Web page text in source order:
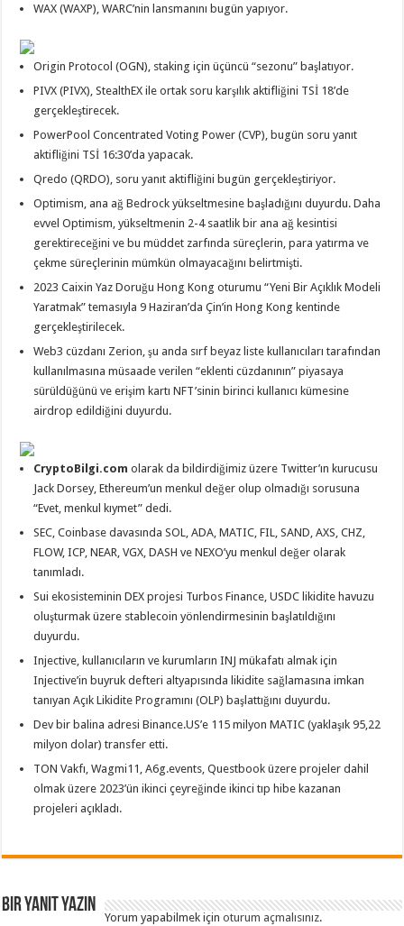
WAX (WAXP), WARC’nin lansmanını bugün yapıyor.
Origin Protocol (OGN), staking için üçüncü “sezonu” başlatıyor.
PIVX (PIVX), StealthEX ile ortak soru karşılık aktifliğini TSİ 18’de
gerçekleştirecek.
PowerPool Concentrated Voting Power (CVP), bugün soru yanıt
aktifliğini TSİ 16:30’da yapacak.
Qredo (QRDO), soru yanıt aktifliğini bugün gerçekleştiriyor.
Optimism, ana ağ Bedrock yükseltmesine başladığını duyurdu. Daha
evvel Optimism, yükseltmenin 2-4 saatlik bir ana ağ kesintisi
gerektireceğini ve bu müddet zarfında süreçlerin, para yatırma ve
çekme süreçlerinin mümkün olmayacağını belirtmişti.
2023 Caixin Yaz Doruğu Hong Kong oturumu “Yeni Bir Açıklık Modeli
Yaratmak” temasıyla 9 Haziran’da Çin’in Hong Kong kentinde
gerçekleştirilecek.
Web3 cüzdanı Zerion, şu anda sırf beyaz liste kullanıcıları tarafından
kullanılmasına müsaade verilen “eklenti cüzdanının” piyasaya
sürüldüğünü ve erişim kartı NFT’sinin birinci kullanıcı kümesine
airdrop edildiğini duyurdu.
CryptoBilgi.com olarak da bildirdiğimiz üzere Twitter’ın kurucusu
Jack Dorsey, Ethereum’un menkul değer olup olmadığı sorusuna
“Evet, menkul kıymet” dedi.
SEC, Coinbase davasında SOL, ADA, MATIC, FIL, SAND, AXS, CHZ,
FLOW, ICP, NEAR, VGX, DASH ve NEXO’yu menkul değer olarak
tanımladı.
Sui ekosisteminin DEX projesi Turbos Finance, USDC likidite havuzu
oluşturmak üzere stablecoin yönlendirmesinin başlatıldığını
duyurdu.
Injective, kullanıcıların ve kurumların INJ mükafatı almak için
Injective’in buyruk defteri altyapısında likidite sağlamasına imkan
tanıyan Açık Likidite Programını (OLP) başlattığını duyurdu.
Dev bir balina adresi Binance.US’e 115 milyon MATIC (yaklaşık 95,22
milyon dolar) transfer etti.
TON Vakfı, Wagmi11, A6g.events, Questbook üzere projeler dahil
olmak üzere 2023’ün ikinci çeyreğinde ikinci tıp hibe kazanan
projeleri açıkladı.
Bir yanıt yazın
Yorum yapabilmek içinoturum açmalısınız.